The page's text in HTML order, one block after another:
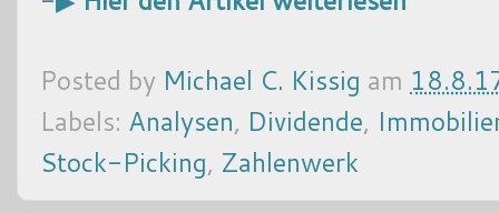
Posted by Michael C. Kissig am
Labels: Analysen, Dividende,
Stock-Picking, Zahlenwerk